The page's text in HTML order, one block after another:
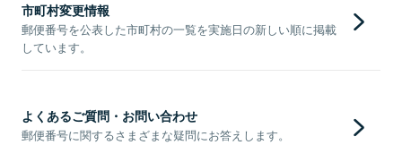
市町村変更情報
郵便番号を公表した市町村の一覧を実施日の新しい順に掲載
しています。
よくあるご質問・お問い合わせ
郵便番号に関するさまざまな疑問にお答えします。